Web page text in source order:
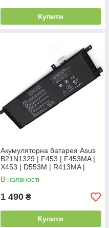
Купити
Акумуляторна батарея Asus
B21N1329 | F453 | F453MA |
X453 | D553M | R413MA |
F553M
В наявності
1 490 ₴
Купити